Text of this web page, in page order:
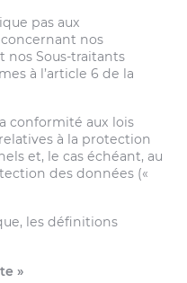
pas aux
nos
nos Sous-traitants
à l’article 6 de la
conformité aux lois
à la protection
et, le cas échéant, au
des données («
les définitions
»